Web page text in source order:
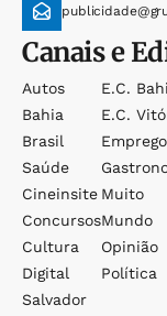
Canais e
Autos
Bahia
Brasil
Saúde
Cineinsite
Concursos
Cultura
Digital
Salvador
E.c.
E.c.
Muito
Mundo
Opinião
Política